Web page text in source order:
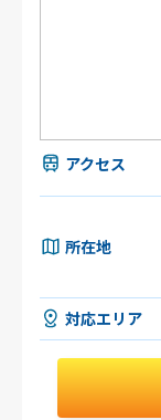
アクセス
所在地
対応エリア